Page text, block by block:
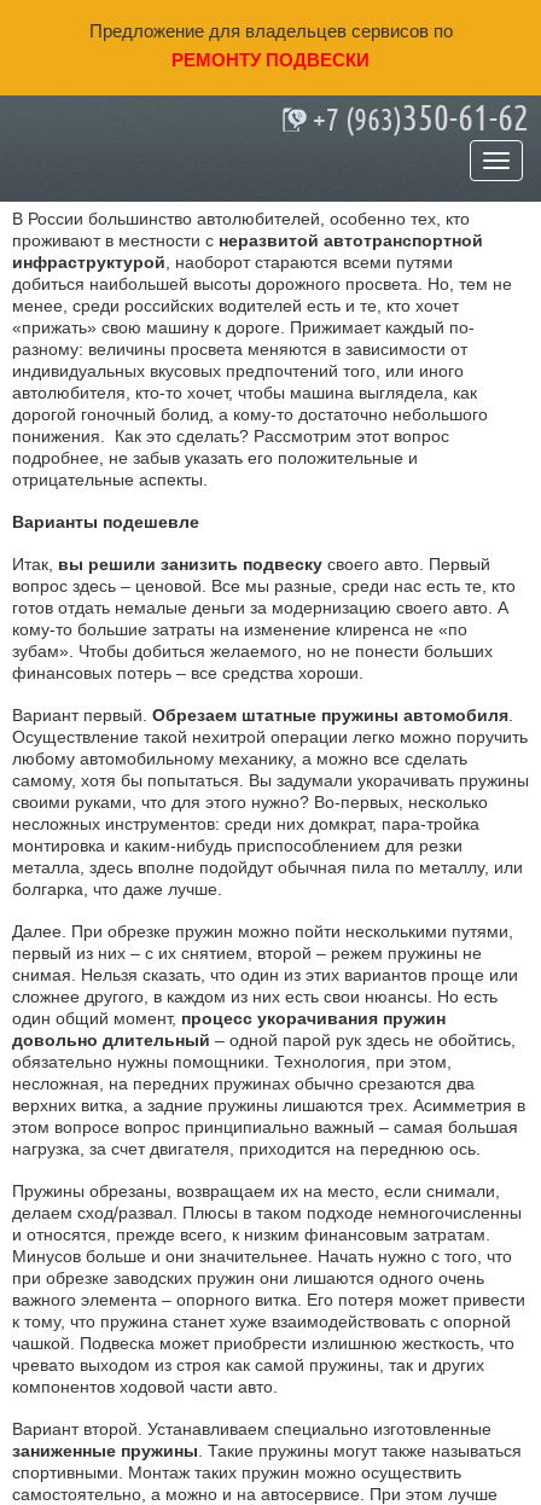
Предложение для владельцев сервисов по
РЕМОНТУ ПОДВЕСКИ
+7 (963)350-61-62
В России большинство автолюбителей, особенно тех, кто
проживают в местности с неразвитой автотранспортной
инфраструктурой , наоборот стараются всеми путями
добиться наибольшей высоты дорожного просвета. Но, тем не
менее, среди российских водителей есть и те, кто хочет
«прижать» свою машину к дороге. Прижимает каждый по-
разному: величины просвета меняются в зависимости от
индивидуальных вкусовых предпочтений того, или иного
автолюбителя, кто-то хочет, чтобы машина выглядела, как
дорогой гоночный болид, а кому-то достаточно небольшого
понижения. Как это сделать? Рассмотрим этот вопрос
подробнее, не забыв указать его положительные и
отрицательные аспекты.
Варианты подешевле
Итак, вы решили занизить подвеску своего авто. Первый
вопрос здесь – ценовой. Все мы разные, среди нас есть те, кто
готов отдать немалые деньги за модернизацию своего авто. А
кому-то большие затраты на изменение клиренса не «по
зубам». Чтобы добиться желаемого, но не понести больших
финансовых потерь – все средства хороши.
Вариант первый. Обрезаем штатные пружины автомобиля
Осуществление такой нехитрой операции легко можно поручить
любому автомобильному механику, а можно все сделать
самому, хотя бы попытаться. Вы задумали укорачивать пружины
своими руками, что для этого нужно? Во-первых, несколько
несложных инструментов: среди них домкрат, пара-тройка
монтировка и каким-нибудь приспособлением для резки
металла, здесь вполне подойдут обычная пила по металлу, или
болгарка, что даже лучше.
Далее. При обрезке пружин можно пойти несколькими путями,
первый из них – с их снятием, второй – режем пружины не
снимая. Нельзя сказать, что один из этих вариантов проще или
сложнее другого, в каждом из них есть свои нюансы. Но есть
один общий момент, процесс укорачивания пружин
довольно длительный – одной парой рук здесь не обойтись,
обязательно нужны помощники. Технология, при этом,
несложная, на передних пружинах обычно срезаются два
верхних витка, а задние пружины лишаются трех. Асимметрия в
этом вопросе вопрос принципиально важный – самая большая
нагрузка, за счет двигателя, приходится на переднюю ось.
Пружины обрезаны, возвращаем их на место, если снимали,
делаем сход/развал. Плюсы в таком подходе немногочисленны
и относятся, прежде всего, к низким финансовым затратам.
Минусов больше и они значительнее. Начать нужно с того, что
при обрезке заводских пружин они лишаются одного очень
важного элемента – опорного витка. Его потеря может привести
к тому, что пружина станет хуже взаимодействовать с опорной
чашкой. Подвеска может приобрести излишнюю жесткость, что
чревато выходом из строя как самой пружины, так и других
компонентов ходовой части авто.
Вариант второй. Устанавливаем специально изготовленные
заниженные пружины . Такие пружины могут также называться
спортивными. Монтаж таких пружин можно осуществить
самостоятельно, а можно и на автосервисе. При этом лучше